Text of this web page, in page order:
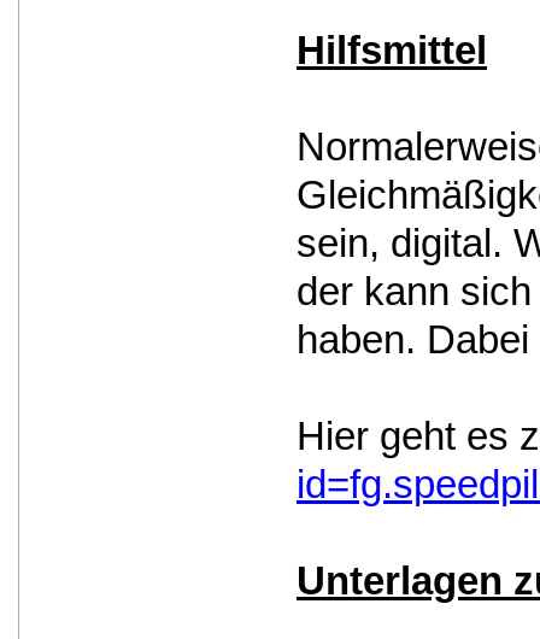
Hilfsmittel
sein, digital.
der kann
haben.
Hier geht es
Unterlagen